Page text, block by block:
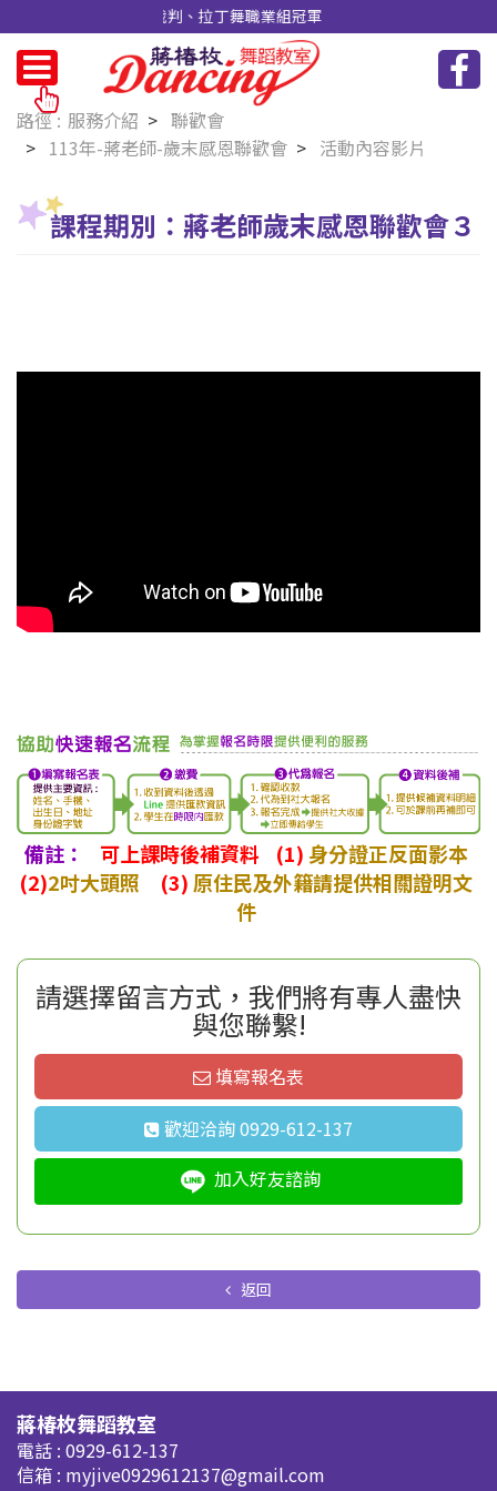
判、國家A級教練／裁判、拉丁舞職業組冠軍
服務介紹
聯歡會
113年-蔣老師-歲末感恩聯歡會
活動內容影片
課程期別： 蔣老師歲末感恩聯歡會３
備註： 可上課時後補資料 (1) 身分證正反面影本
(2)2吋大頭照 (3) 原住民及外籍請提供相關證明文
件
請選擇留言方式，我們將有專人盡快
與您聯繫!
填寫報名表
歡迎洽詢 0929-612-137
加入好友諮詢
返回
蔣椿枚舞蹈教室
電話 : 0929-612-137
信箱 : myjive0929612137@gmail.com